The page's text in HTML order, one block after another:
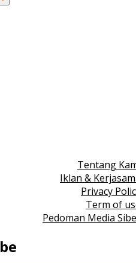
Tentang
Iklan &
Privacy
Term of
Pedoman Media